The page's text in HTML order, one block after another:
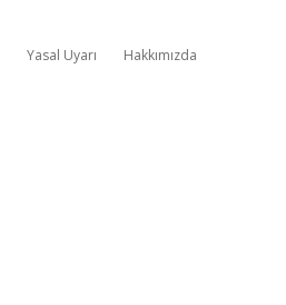
Yasal Uyarı Hakkımızda